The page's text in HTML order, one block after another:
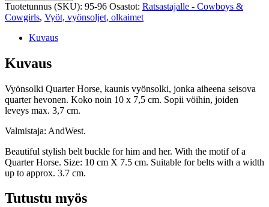
Tuotetunnus (SKU): 95-96 Osastot: Ratsastajalle - Cowboys &
Cowgirls, Vyöt, vyönsoljet, olkaimet
Kuvaus
Kuvaus
Vyönsolki Quarter Horse, kaunis vyönsolki, jonka aiheena seisova
quarter hevonen. Koko noin 10 x 7,5 cm. Sopii vöihin, joiden
leveys max. 3,7 cm.
Valmistaja: AndWest.
Beautiful stylish belt buckle for him and her. With the motif of a
Quarter Horse. Size: 10 cm X 7.5 cm. Suitable for belts with a width
up to approx. 3.7 cm.
Tutustu myös